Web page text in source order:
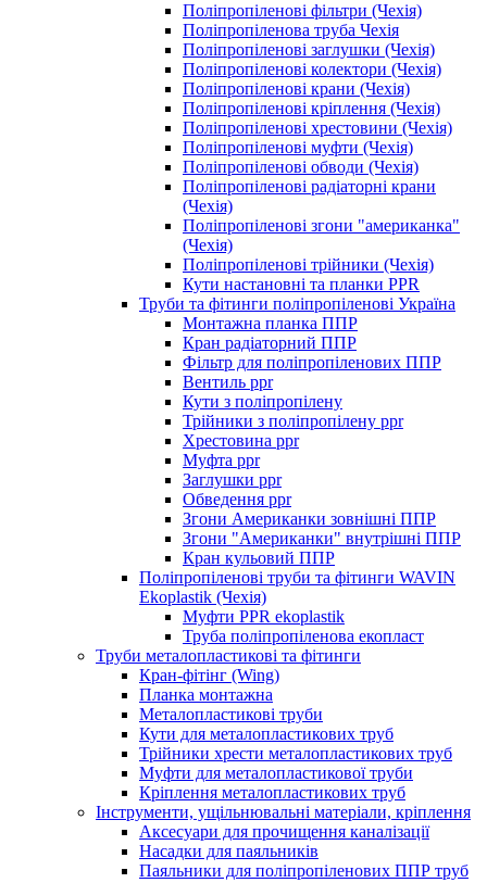
Поліпропіленові фільтри (Чехія)
Поліпропіленова труба Чехія
Поліпропіленові заглушки (Чехія)
Поліпропіленові колектори (Чехія)
Поліпропіленові крани (Чехія)
Поліпропіленові кріплення (Чехія)
Поліпропіленові хрестовини (Чехія)
Поліпропіленові муфти (Чехія)
Поліпропіленові обводи (Чехія)
Поліпропіленові радіаторні крани
(Чехія)
Поліпропіленові згони "американка"
(Чехія)
Поліпропіленові трійники (Чехія)
Кути настановні та планки PPR
Труби та фітинги поліпропіленові Україна
Монтажна планка ППР
Кран радіаторний ППР
Фільтр для поліпропіленових ППР
Вентиль ppr
Кути з поліпропілену
Трійники з поліпропілену ppr
Хрестовина ppr
Муфта ppr
Заглушки ppr
Обведення ppr
Згони Американки зовнішні ППР
Згони "Американки" внутрішні ППР
Кран кульовий ППР
Поліпропіленові труби та фітинги WAVIN
Ekoplastik (Чехія)
Муфти PPR ekoplastik
Труба поліпропіленова екопласт
Труби металопластикові та фітинги
Кран-фітінг (Wing)
Планка монтажна
Металопластикові труби
Кути для металопластикових труб
Трійники хрести металопластикових труб
Муфти для металопластикової труби
Кріплення металопластикових труб
Інструменти, ущільнювальні матеріали, кріплення
Аксесуари для прочищення каналізації
Насадки для паяльників
Паяльники для поліпропіленових ППР труб